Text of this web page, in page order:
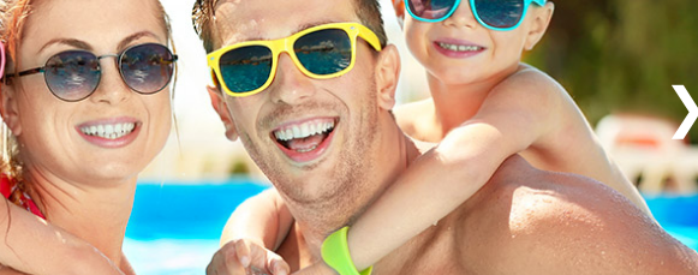
blomster, som skaber en unik charme og intim atmosfære, der hvert år
for turister fra hele verden. Sirmione er en gammel romersk kurby med en
halvø i Gardasøen, og her troner slottet Scaligero over det klare vandspejl i
de enorme ruiner af den romerske poet Catullus’ sommervilla kan opleves
I kan også stige ombord på en af de mange sightseeingbåde, som sejler
(2 km) og se hele herligheden fra vandsiden, og med færgen kan I sejle
by – en rigtig ferieklassiker.